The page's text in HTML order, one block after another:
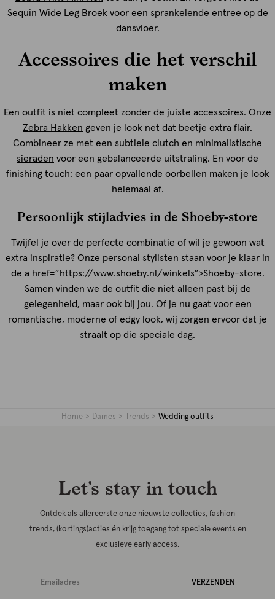
Sequin Wide Leg Broek voor een sprankelende entree op de
dansvloer.
Accessoires die het verschil
maken
Een outfit is niet compleet zonder de juiste accessoires. Onze
Zebra Hakken geven je look net dat beetje extra flair.
Combineer ze met een subtiele clutch en minimalistische
sieraden voor een gebalanceerde uitstraling. En voor de
finishing touch: een paar opvallende oorbellen maken je look
helemaal af.
Persoonlijk stijladvies in de Shoeby-store
Twijfel je over de perfecte combinatie of wil je gewoon wat
extra inspiratie? Onze personal stylisten staan voor je klaar in
de a href=”https://www.shoeby.nl/winkels”>Shoeby-store.
Samen vinden we de outfit die niet alleen past bij de
gelegenheid, maar ook bij jou. Of je nu gaat voor een
romantische, moderne of edgy look, wij zorgen ervoor dat je
straalt op die speciale dag.
Home Dames Trends Wedding outfits
Let’s stay in touch
Ontdek als allereerste onze nieuwste collecties, fashion
trends, (kortings)acties én krijg toegang tot speciale events en
exclusieve early access.
VERZENDEN